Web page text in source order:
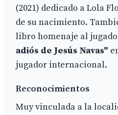
(2021) dedicado a Lola
de su nacimiento.
libro homenaje al
adiós de Jesús Navas"
jugador internacional.
Reconocimientos
Muy vinculada a la